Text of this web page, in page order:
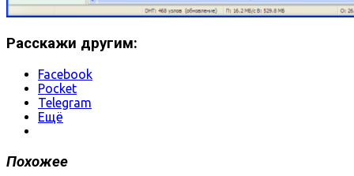
Расскажи другим:
Facebook
Pocket
Telegram
Ещё
Похожее